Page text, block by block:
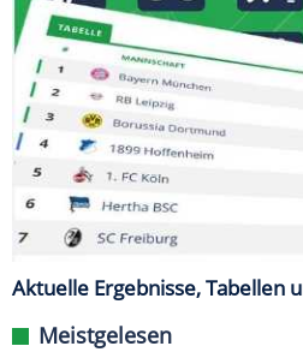
Aktuelle Ergebnisse, Tabellen
Meistgelesen